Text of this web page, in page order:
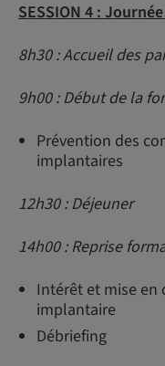
SESSION 4 :
8h30 : Accueil des
9h00 : Début de la
Prévention des
implantaires
12h30 : Déjeuner
14h00 : Reprise
Intérêt et mise
implantaire
Débriefing